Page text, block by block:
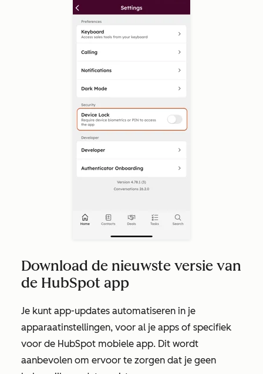
Download de nieuwste versie van
de HubSpot app
Je kunt app-updates automatiseren in je
apparaatinstellingen, voor al je apps of specifiek
voor de HubSpot mobiele app. Dit wordt
aanbevolen om ervoor te zorgen dat je geen